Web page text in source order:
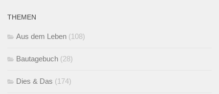
THEMEN
Aus dem Leben (108)
Bautagebuch (28)
Dies & Das (174)